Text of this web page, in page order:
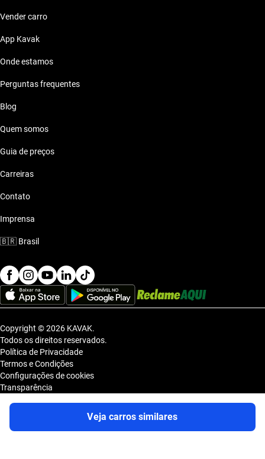
Veja carros similares
Vender carro
App Kavak
Onde estamos
Perguntas frequentes
Blog
Quem somos
Guia de preços
Carreiras
Contato
Imprensa
🇧🇷 Brasil
Copyright © 2026 KAVAK.
Todos os direitos reservados.
Política de Privacidade
Termos e Condições
Configurações de cookies
Transparência
KAVAK TECNOLOGIA E COMERCIO DE VEICULOS LTDA., inscrita no
CNPJ sob o nº 36.740.390/0001-83, com sede na Estrada dos Alpes, nº